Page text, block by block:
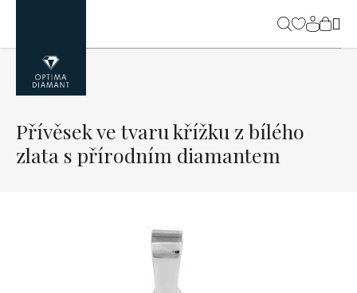
obsah
Přívěsek ve tvaru křížku z bílého
zlata s přírodním diamantem